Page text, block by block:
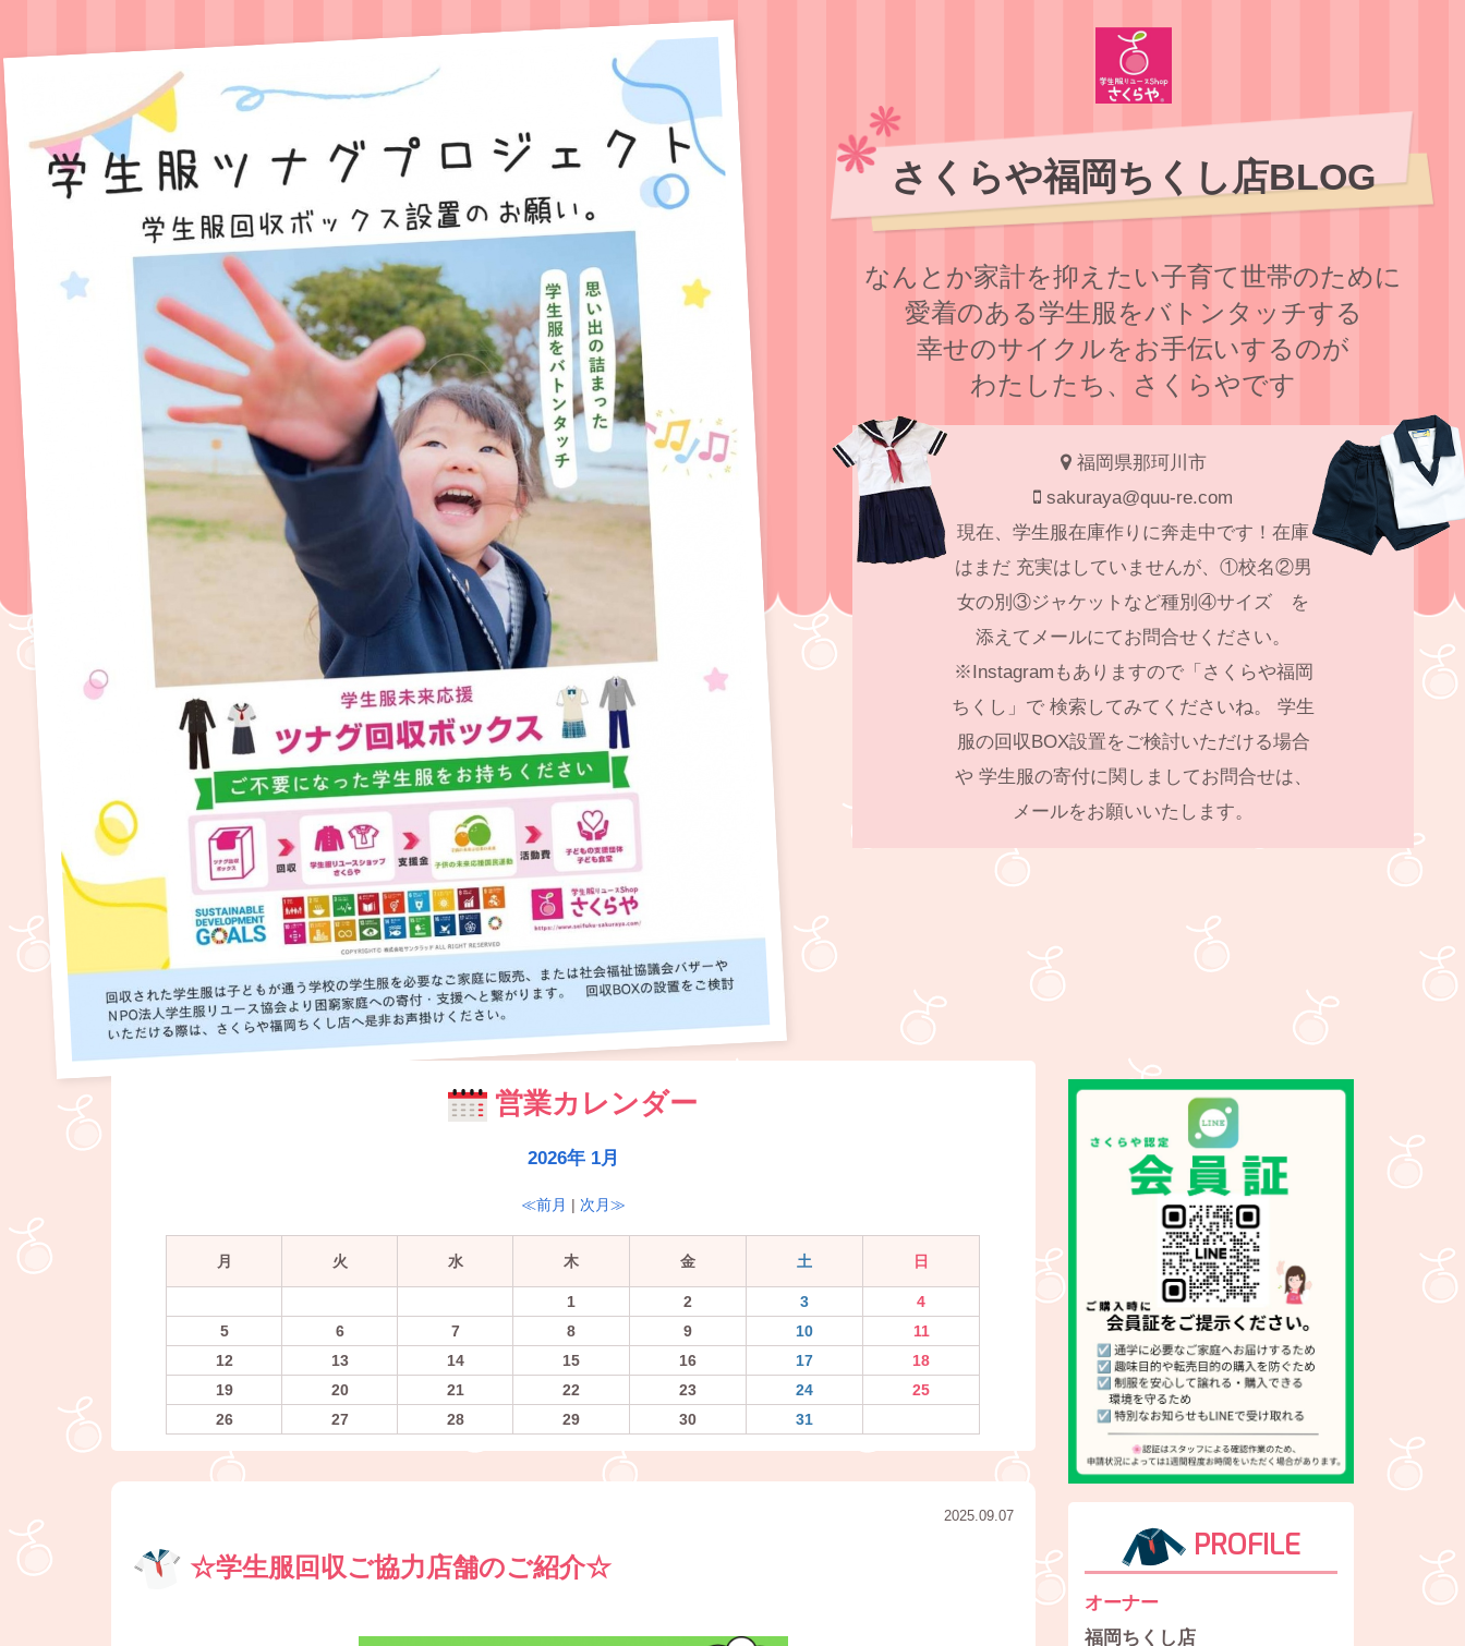
さくらや福岡ちくし店BLOG
なんとか家計を抑えたい子育て世帯のために
愛着のある学⽣服をバトンタッチする
幸せのサイクルをお⼿伝いするのが
わたしたち、さくらやです
福岡県那珂川市
sakuraya@quu-re.com
現在、学生服在庫作りに奔走中です！在庫
はまだ 充実はしていませんが、①校名②男
女の別③ジャケットなど種別④サイズ を
添えてメールにてお問合せください。
※Instagramもありますので「さくらや福岡
ちくし」で 検索してみてくださいね。 学生
服の回収BOX設置をご検討いただける場合
や 学生服の寄付に関しましてお問合せは、
メールをお願いいたします。
営業カレンダー
2026年 1月
≪前月 | 次月≫
月 火 水 木 金 土 日
1 2 3
4
5
6 7 8 9 10
11
12
13 14 15 16 17
18
19
20 21 22 23 24
25
26
27 28 29 30 31
2025.09.07
☆学生服回収ご協力店舗のご紹介☆
PROFILE
オーナー
福岡ちくし店